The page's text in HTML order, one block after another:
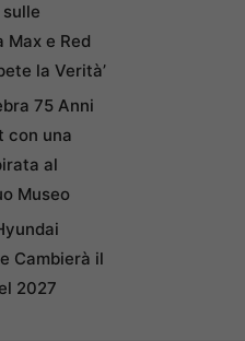
e Red
la Verità’
75 Anni
con una
al
Museo
Cambierà il
2027